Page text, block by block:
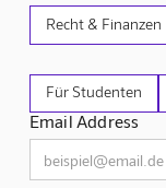
Recht & Finanzen
Für Studenten
Email Address